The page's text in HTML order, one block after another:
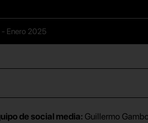
- Enero 2025
de social media: Guillermo